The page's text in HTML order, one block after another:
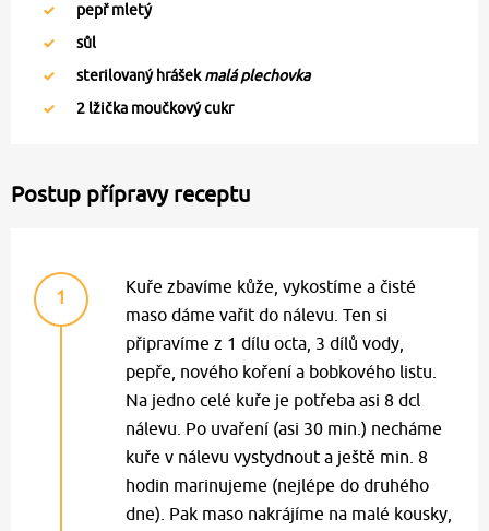
pepř mletý
sůl
sterilovaný hrášekmalá plechovka
2 lžička moučkový cukr
Postup přípravy receptu
1
Kuře zbavíme kůže, vykostíme a čisté
maso dáme vařit do nálevu. Ten si
připravíme z 1 dílu octa, 3 dílů vody,
pepře, nového koření a bobkového listu.
Na jedno celé kuře je potřeba asi 8 dcl
nálevu. Po uvaření (asi 30 min.) necháme
kuře v nálevu vystydnout a ještě min. 8
hodin marinujeme (nejlépe do druhého
dne). Pak maso nakrájíme na malé kousky,